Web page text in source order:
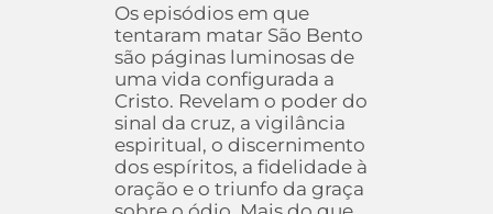
Os episódios em que
tentaram matar São Bento
são páginas luminosas de
uma vida configurada a
Cristo. Revelam o poder do
sinal da cruz, a vigilância
espiritual, o discernimento
dos espíritos, a fidelidade à
oração e o triunfo da graça